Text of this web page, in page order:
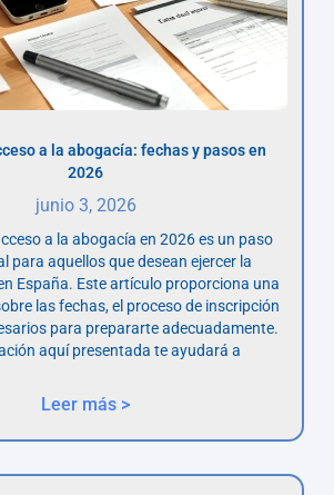
a la abogacía: fechas y pasos en
2026
junio 3, 2026
a la abogacía en 2026 es un paso
para aquellos que desean ejercer la
España. Este artículo proporciona una
las fechas, el proceso de inscripción
para prepararte adecuadamente.
aquí presentada te ayudará a
Leer más >